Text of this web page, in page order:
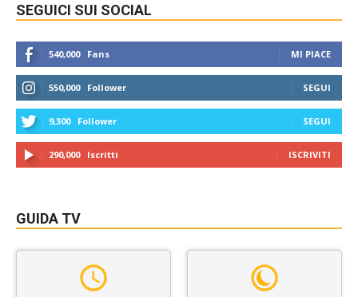
SEGUICI SUI SOCIAL
540,000 Fans MI PIACE
550,000 Follower SEGUI
9,300 Follower SEGUI
290,000 Iscritti ISCRIVITI
GUIDA TV